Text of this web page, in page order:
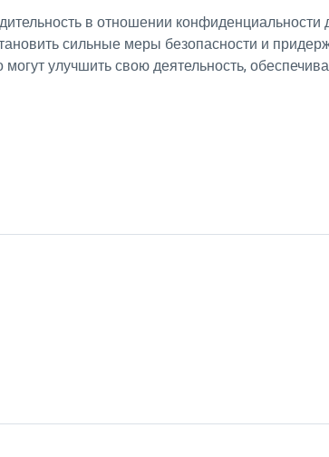
в отношении конфиденциальности
сильные меры безопасности и
улучшить свою деятельность,